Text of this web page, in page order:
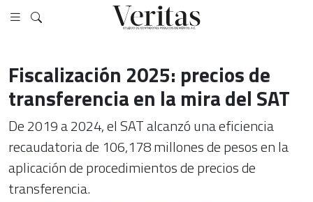
Fiscalización 2025: precios de
transferencia en la mira del SAT
De 2019 a 2024, el SAT alcanzó una eficiencia
recaudatoria de 106,178 millones de pesos en la
aplicación de procedimientos de precios de
transferencia.